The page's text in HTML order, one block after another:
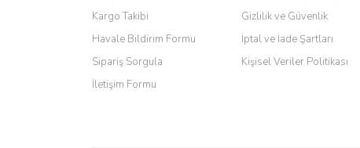
Ürün bilgilerinde hatalar bulunuyor.
Ürün fiyatı diğer sitelerden daha pahalı.
Bu ürüne benzer farklı alternatifler olmalı.
Kargo Takibi
Havale Bildirim Formu
Sipariş Sorgula
İletişim Formu
Gizlilik ve Güvenlik
İptal ve İade Şartları
Kişisel Veriler Politikası